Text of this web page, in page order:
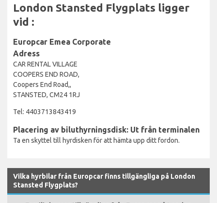
London Stansted Flygplats ligger
vid :
Europcar Emea Corporate
Adress
CAR RENTAL VILLAGE
COOPERS END ROAD,
Coopers End Road,,
STANSTED, CM24 1RJ
Tel: 4403713843419
Placering av biluthyrningsdisk: Ut från terminalen
Ta en skyttel till hyrdisken för att hämta upp ditt fordon.
Vilka hyrbilar från Europcar finns tillgängliga på London
Stansted Flygplats?